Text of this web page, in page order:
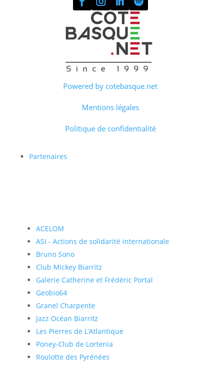
Powered by cotebasque.net
Mentions légales
Politique de confidentialité
Partenaires
ACELOM
ASI - Actions de solidarité internationale
Bruno Sono
Club Mickey Biarritz
Galerie Catherine et Frédéric Portal
Geobio64
Granel Charpente
Jazz Océan Biarritz
Les Pierres de L’Atlantique
Poney-Club de Lortenia
Roulotte des Pyrénées